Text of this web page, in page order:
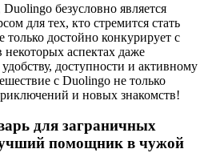
безусловно является
для тех, кто стремится стать
достойно конкурирует с
аспектах даже
доступности и активному
с Duolingo не только
и новых знакомств!
для заграничных
помощник в чужой